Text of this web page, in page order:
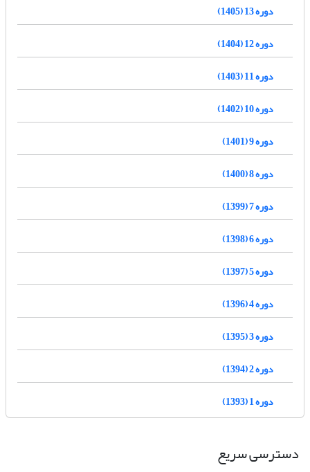
دوره 13 (1405)
دوره 12 (1404)
دوره 11 (1403)
دوره 10 (1402)
دوره 9 (1401)
دوره 8 (1400)
دوره 7 (1399)
دوره 6 (1398)
دوره 5 (1397)
دوره 4 (1396)
دوره 3 (1395)
دوره 2 (1394)
دوره 1 (1393)
دسترسی سریع